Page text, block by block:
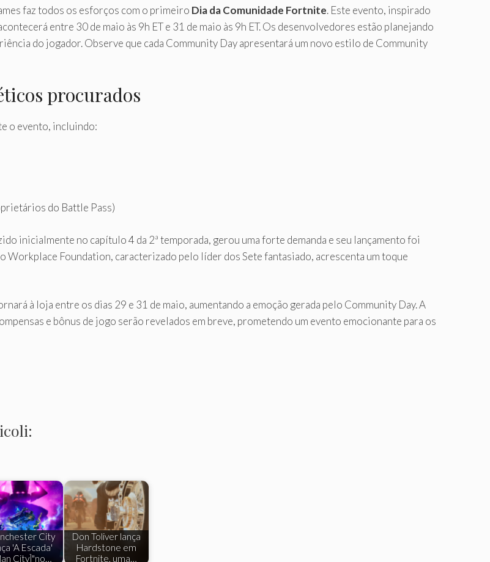
faz todos os esforços com o primeiro Dia da Comunidade Fortnite. Este evento, inspirado
entre 30 de maio às 9h ET e 31 de maio às 9h ET. Os desenvolvedores estão planejando
do jogador. Observe que cada Community Day apresentará um novo estilo de Community
procurados
o evento, incluindo:
do Battle Pass)
inicialmente no capítulo 4 da 2ª temporada, gerou uma forte demanda e seu lançamento foi
Foundation, caracterizado pelo líder dos Sete fantasiado, acrescenta um toque
à loja entre os dias 29 e 31 de maio, aumentando a emoção gerada pelo Community Day. A
e bônus de jogo serão revelados em breve, prometendo um evento emocionante para os
City
'A Escada'
City]"no…
Don Toliver lança
Hardstone em
Fortnite, uma…